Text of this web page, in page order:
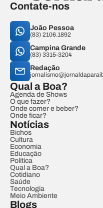
Contate-nos
João Pessoa
(83) 2106.1892
Campina Grande
(83) 3315-3204
Redação
Qual a Boa?
Agenda de Shows
O que fazer?
Onde comer e beber?
Onde ficar?
Notícias
Bichos
Cultura
Economia
Educação
Política
Qual a Boa?
Cotidiano
Saúde
Tecnologia
Meio Ambiente
Blogs